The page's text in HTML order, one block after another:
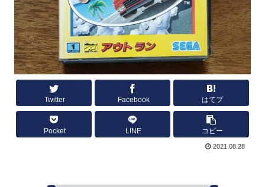
Twitter Facebook はてブ
Pocket LINE コピー
2021.08.28